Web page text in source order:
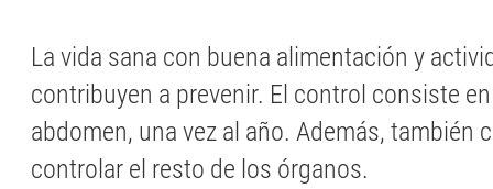
La vida sana con buena alimentación y
contribuyen a prevenir. El control consiste
abdomen, una vez al año. Además, también
controlar el resto de los órganos.